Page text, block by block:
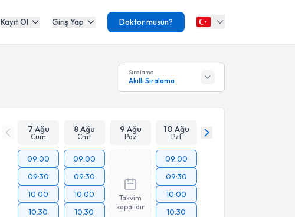
Kayıt Ol Giriş Yap Doktor musun?
Sıralama
Akıllı Sıralama
7 Ağu
Cum
8 Ağu
Cmt
9 Ağu
Paz
10 Ağu
Pzt
09:00
09:30
10:00
10:30
09:00
09:30
10:00
10:30
Takvim
kapalıdır
09:00
09:30
10:00
10:30